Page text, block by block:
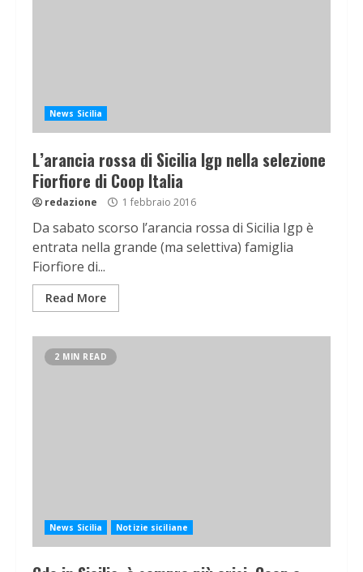
News Sicilia
L’arancia rossa di Sicilia Igp nella selezione
Fiorfiore di Coop Italia
redazione 1 febbraio 2016
Da sabato scorso l’arancia rossa di Sicilia Igp è
entrata nella grande (ma selettiva) famiglia
Fiorfiore di...
Read More
2 MIN READ
News Sicilia Notizie siciliane